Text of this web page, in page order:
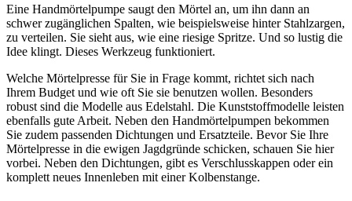
Eine Handmörtelpumpe saugt den Mörtel an, um ihn dann an
schwer zugänglichen Spalten, wie beispielsweise hinter Stahlzargen,
zu verteilen. Sie sieht aus, wie eine riesige Spritze. Und so lustig die
Idee klingt. Dieses Werkzeug funktioniert.
Welche Mörtelpresse für Sie in Frage kommt, richtet sich nach
Ihrem Budget und wie oft Sie sie benutzen wollen. Besonders
robust sind die Modelle aus Edelstahl. Die Kunststoffmodelle leisten
ebenfalls gute Arbeit. Neben den Handmörtelpumpen bekommen
Sie zudem passenden Dichtungen und Ersatzteile. Bevor Sie Ihre
Mörtelpresse in die ewigen Jagdgründe schicken, schauen Sie hier
vorbei. Neben den Dichtungen, gibt es Verschlusskappen oder ein
komplett neues Innenleben mit einer Kolbenstange.